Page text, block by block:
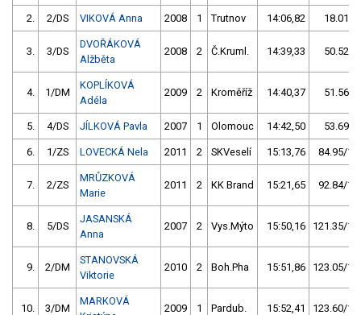
2. 2/DS VIKOVÁ Anna 2008 1 Trutnov 14:06,82 18.01/
3. 3/DS
DVOŘÁKOVÁ
Alžběta
2008 2 Č.Kruml. 14:39,33 50.52/
4. 1/DM
KOPLÍKOVÁ
Adéla
2009 2 Kroměříž 14:40,37 51.56/
5. 4/DS JÍLKOVÁ Pavla 2007 1 Olomouc 14:42,50 53.69/
6. 1/ZS LOVECKÁ Nela 2011 2 SKVeselí 15:13,76 84.95/
7. 2/ZS
MRŮZKOVÁ
Marie
2011 2 KK Brand 15:21,65 92.84/
8. 5/DS
JASANSKÁ
Anna
2007 2 Vys.Mýto 15:50,16 121.35/
9. 2/DM
STANOVSKÁ
Viktorie
2010 2 Boh.Pha 15:51,86 123.05/
10. 3/DM
MARKOVÁ
2009 1 Pardub. 15:52,41 123.60/